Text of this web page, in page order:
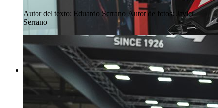
Autor del texto: Eduardo Serrano· Autor de fotos:
Javier
Serrano